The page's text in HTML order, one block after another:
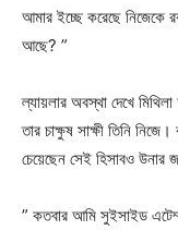
আমার ইচ্ছে করেছে নিজেকে
আছে? ”
ল্যায়লার অবস্থা দেখে
তার চাক্ষুষ সাক্ষী তিনি
চেয়েছেন সেই হিসাবও উনার
” কতবার আমি সুইসাইড